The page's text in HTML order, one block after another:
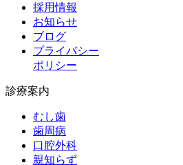
採用情報
お知らせ
ブログ
プライバシー
ポリシー
診療案内
むし歯
歯周病
口腔外科
親知らず